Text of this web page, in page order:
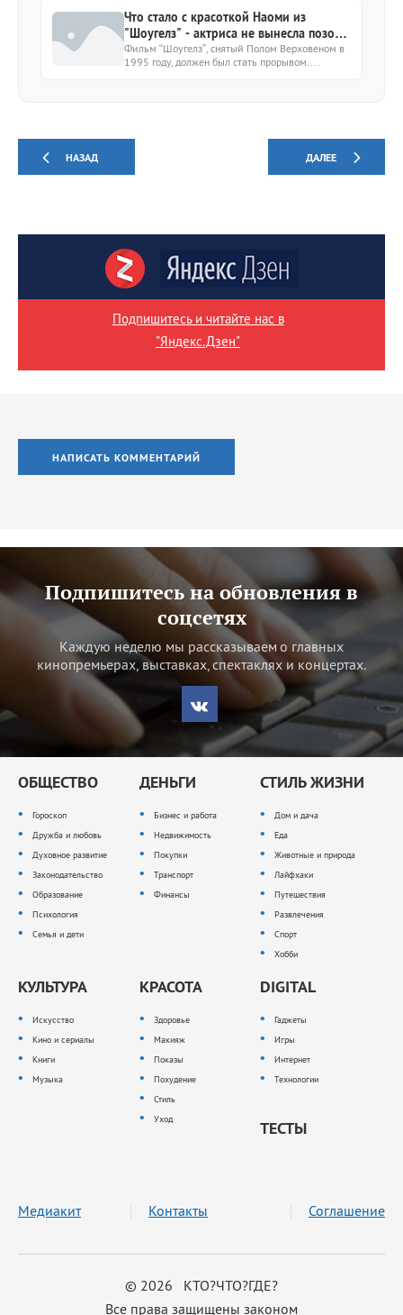
Что стало с красоткой Наоми из
"Шоугелз" - актриса не вынесла позора
после съемок
Фильм “Шоугелз”, снятый Полом Верховеном в
1995 году, должен был стать прорывом....
НАЗАД ДАЛЕЕ
Подпишитесь и читайте нас в
"Яндекс.Дзен"
НАПИСАТЬ КОММЕНТАРИЙ
Подпишитесь на обновления в
соцсетях
Каждую неделю мы рассказываем о главных
кинопремьерах, выставках, спектаклях и концертах.
ОБЩЕСТВО
Гороскоп
Дружба и любовь
Духовное развитие
Законодательство
Образование
Психология
Семья и дети
ДЕНЬГИ
Бизнес и работа
Недвижимость
Покупки
Транспорт
Финансы
СТИЛЬ ЖИЗНИ
Дом и дача
Еда
Животные и природа
Лайфхаки
Путешествия
Развлечения
Спорт
Хобби
КУЛЬТУРА
Искусство
Кино и сериалы
Книги
Музыка
КРАСОТА
Здоровье
Макияж
Показы
Похудение
Стиль
Уход
DIGITAL
Гаджеты
Игры
Интернет
Технологии
ТЕСТЫ
© 2026 КТО?ЧТО?ГДЕ?
Все права защищены законом
Медиакит Контакты Соглашение